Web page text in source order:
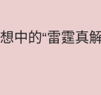
中的“雷霆真